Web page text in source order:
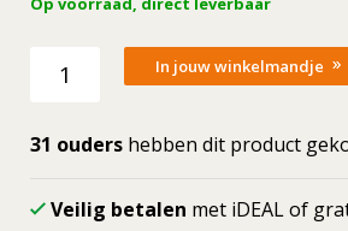
picto
Pinksterdag
In jouw winkelmandje
31 ouders hebben dit product
Veilig betalen met iDEAL of